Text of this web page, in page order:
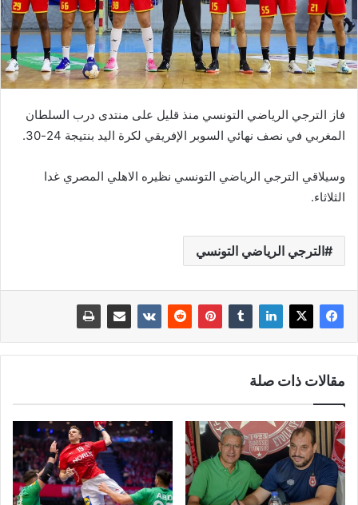
فاز الترجي الرياضي التونسي منذ قليل على منتدى درب السلطان
المغربي في نصف نهائي السوبر الإفريقي لكرة اليد بنتيجة 24-30.
وسيلاقي الترجي الرياضي التونسي نظيره الاهلي المصري غدا
الثلاثاء.
الترجي الرياضي التونسي
مقالات ذات صلة